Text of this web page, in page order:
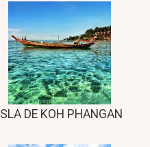
ISLA DE KOH PHANGAN